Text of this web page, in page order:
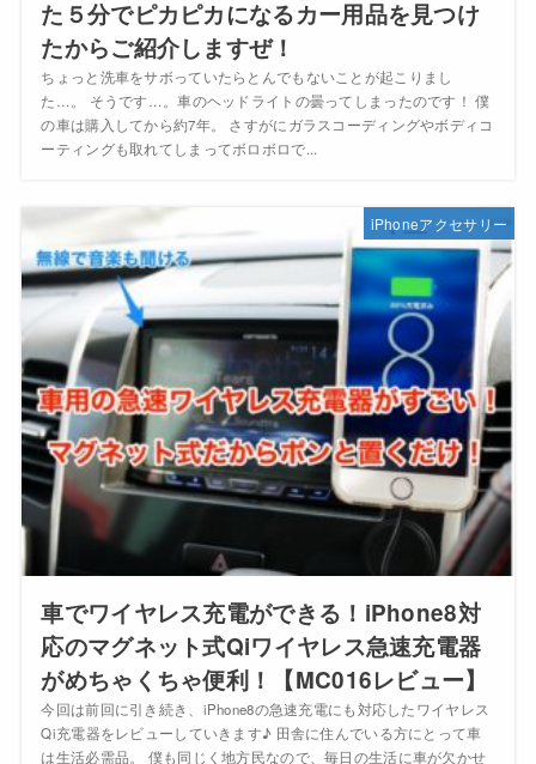
た５分でピカピカになるカー用品を見つけ
たからご紹介しますぜ！
ちょっと洗車をサボっていたらとんでもないことが起こりまし
た…。 そうです…。車のヘッドライトの曇ってしまったのです！ 僕
の車は購入してから約7年。 さすがにガラスコーディングやボディコ
ーティングも取れてしまってボロボロで...
iPhoneアクセサリー
車でワイヤレス充電ができる！iPhone8対
応のマグネット式Qiワイヤレス急速充電器
がめちゃくちゃ便利！【MC016レビュー】
今回は前回に引き続き、iPhone8の急速充電にも対応したワイヤレス
Qi充電器をレビューしていきます♪ 田舎に住んでいる方にとって車
は生活必需品。 僕も同じく地方民なので、毎日の生活に車が欠かせ